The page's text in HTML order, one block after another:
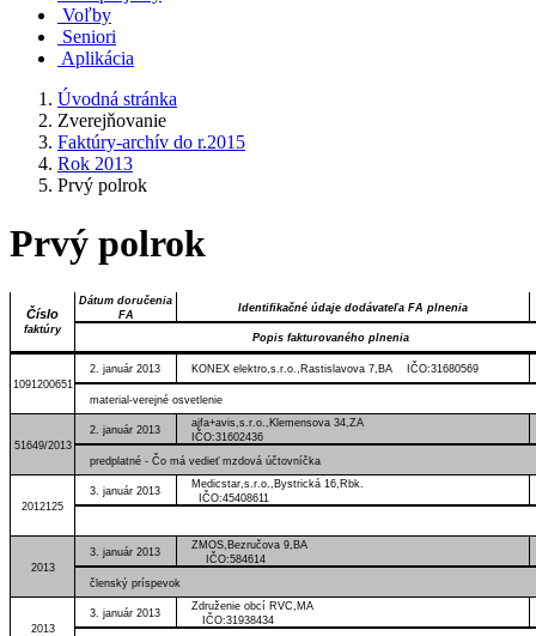
Voľby
Seniori
Aplikácia
Úvodná stránka
Zverejňovanie
Faktúry-archív do r.2015
Rok 2013
Prvý polrok
Prvý polrok
Číslo
faktúry
Dátum doručenia
FA
Identifikačné údaje dodávateľa FA plnenia
Popis fakturovaného plnenia
1091200651
2. január 2013 KONEX elektro,s.r.o.,Rastislavova 7,BA IČO:31680569
material-verejné osvetlenie
51649/2013
2. január 2013
ajfa+avis,s.r.o.,Klemensova 34,ZA
IČO:31602436
predplatné - Čo má vedieť mzdová účtovníčka
2012125
3. január 2013
Medicstar,s.r.o.,Bystrická 16,Rbk.
IČO:45408611
2013
3. január 2013
ZMOS,Bezručova 9,BA
IČO:584614
členský príspevok
2013
3. január 2013
Združenie obcí RVC,MA
IČO:31938434